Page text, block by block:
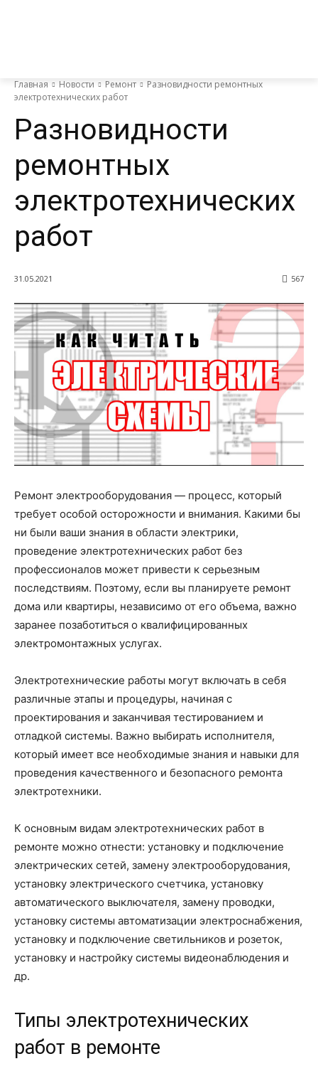
Главная Новости Ремонт
Разновидности ремонтных
электротехнических работ
Разновидности
ремонтных
электротехнических
работ
31.05.2021 567
Ремонт электрооборудования — процесс, который
требует особой осторожности и внимания. Какими бы
ни были ваши знания в области электрики,
проведение электротехнических работ без
профессионалов может привести к серьезным
последствиям. Поэтому, если вы планируете ремонт
дома или квартиры, независимо от его объема, важно
заранее позаботиться о квалифицированных
электромонтажных услугах.
Электротехнические работы могут включать в себя
различные этапы и процедуры, начиная с
проектирования и заканчивая тестированием и
отладкой системы. Важно выбирать исполнителя,
который имеет все необходимые знания и навыки для
проведения качественного и безопасного ремонта
электротехники.
К основным видам электротехнических работ в
ремонте можно отнести: установку и подключение
электрических сетей, замену электрооборудования,
установку электрического счетчика, установку
автоматического выключателя, замену проводки,
установку системы автоматизации электроснабжения,
установку и подключение светильников и розеток,
установку и настройку системы видеонаблюдения и
др.
Типы электротехнических
работ в ремонте